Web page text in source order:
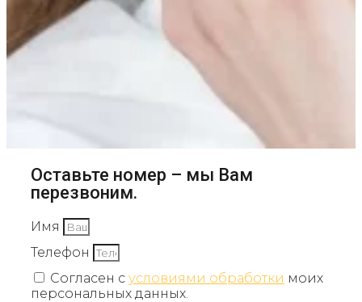
Оставьте номер – мы Вам
перезвоним.
Имя
Телефон
Согласен с условиями обработки моих
персональных данных.